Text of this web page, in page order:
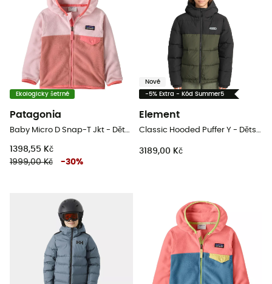
Ekologicky šetrné
Patagonia
Baby Micro D Snap-T Jkt - Dětská Fleesová mikina
1398,55 Kč
1999,00 Kč
-30%
Nové
-5% Extra - Kód Summer5
Element
Classic Hooded Puffer Y - Dětská péřova
3189,00 Kč